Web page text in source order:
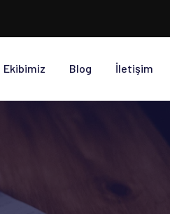
Ekibimiz Blog İletişim